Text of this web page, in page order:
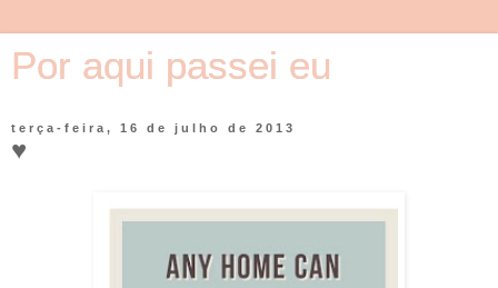
Por aqui passei eu
terça-feira, 16 de julho de 2013
♥